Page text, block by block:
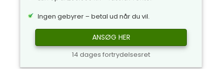
Ingen gebyrer – betal ud når du vil.
ANSØG HER
14 dages fortrydelsesret